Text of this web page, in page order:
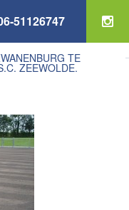
51126747
TE
ZEEWOLDE.